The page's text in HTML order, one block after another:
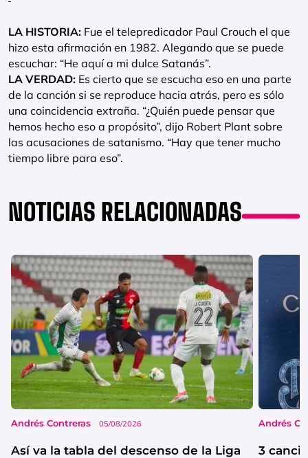
LA HISTORIA: Fue el telepredicador Paul Crouch el que
hizo esta afirmación en 1982. Alegando que se puede
escuchar: “He aquí a mi dulce Satanás”.
LA VERDAD: Es cierto que se escucha eso en una parte
de la canción si se reproduce hacia atrás, pero es sólo
una coincidencia extraña. “¿Quién puede pensar que
hemos hecho eso a propósito”, dijo Robert Plant sobre
las acusaciones de satanismo. “Hay que tener mucho
tiempo libre para eso”.
NOTICIAS RELACIONADAS
Andrés Contreras 05/08/2026
Así va la tabla del descenso de la Liga
Andrés
3